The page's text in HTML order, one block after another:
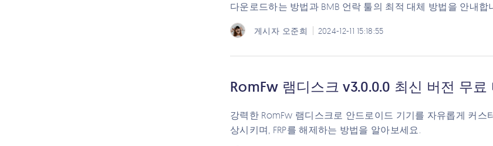
다운로드하는 방법과 BMB 언락 툴의 최적 대체 방법을 안내합
게시자 오준희 2024-12-11 15:18:55
RomFw 램디스크 v3.0.0.0 최신 버전 무료
강력한 RomFw 램디스크로 안드로이드 기기를 자유롭게 커
상시키며, FRP를 해제하는 방법을 알아보세요.